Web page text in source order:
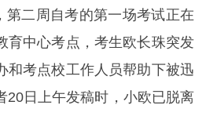
二周自考的第一场考试正在
育中心考点，考生欧长珠突发
和考点校工作人员帮助下被迅
20日上午发稿时，小欧已脱离